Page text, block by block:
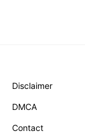
Disclaimer
DMCA
Contact